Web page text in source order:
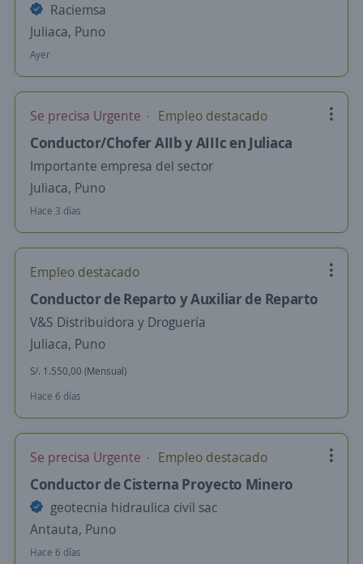
Raciemsa
Juliaca, Puno
Ayer
Se precisa Urgente Empleo destacado
Conductor/Chofer AIIb y AIIIc en Juliaca
Importante empresa del sector
Juliaca, Puno
Hace 3 días
Empleo destacado
Conductor de Reparto y Auxiliar de Reparto
V&S Distribuidora y Droguería
Juliaca, Puno
S/. 1.550,00 (Mensual)
Hace 6 días
Se precisa Urgente Empleo destacado
Conductor de Cisterna Proyecto Minero
geotecnia hidraulica civil sac
Antauta, Puno
Hace 6 días